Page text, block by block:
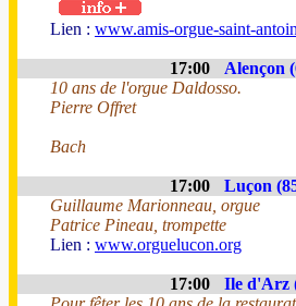
Lien : www.amis-orgue-saint-
17:00 Alençon
10 ans de l'orgue Daldosso.
Pierre Offret
Bach
17:00 Luçon
Guillaume Marionneau, orgue
Patrice Pineau, trompette
Lien : www.orguelucon.org
17:00
Ile d'Arz